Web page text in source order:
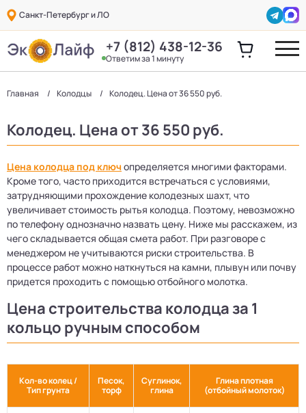
Санкт-Петербург и ЛО
+7 (812) 438-12-36
Ответим за 1 минуту
Главная Колодцы Колодец. Цена от 36 550 руб.
Колодец. Цена от 36 550 руб.
Цена колодца под ключ определяется многими факторами.
Кроме того, часто приходится встречаться с условиями,
затрудняющими прохождение колодезных шахт, что
увеличивает стоимость рытья колодца. Поэтому, невозможно
по телефону однозначно назвать цену. Ниже мы расскажем, из
чего складывается общая смета работ. При разговоре с
менеджером не учитываются риски строительства. В
процессе работ можно наткнуться на камни, плывун или почву
придется проходить с помощью отбойного молотка.
Цена строительства колодца за 1
кольцо ручным способом
Кол-во колец /
Тип грунта
Песок,
торф
Суглинок,
глина
Глина плотная
(отбойный молоток)